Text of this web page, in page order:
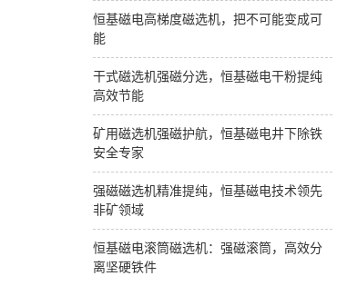
恒基磁电高梯度磁选机，把不可能变成可
能
干式磁选机强磁分选，恒基磁电干粉提纯
高效节能
矿用磁选机强磁护航，恒基磁电井下除铁
安全专家
强磁磁选机精准提纯，恒基磁电技术领先
非矿领域
恒基磁电滚筒磁选机：强磁滚筒，高效分
离坚硬铁件